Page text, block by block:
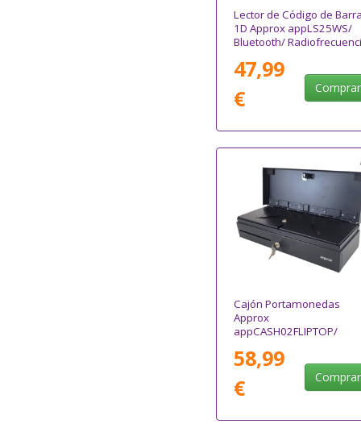
Lector de Código de
1D Approx appLS25WS/
Bluetooth/
47,99
€
Comprar
Cajón Portamonedas
Approx
appCASH02FLIPTOP/
Negro
58,99
€
Comprar